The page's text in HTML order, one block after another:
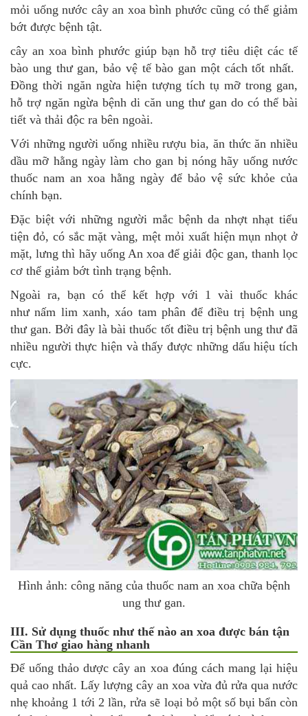
mỏi uống nước cây an xoa bình phước cũng có thể giảm
bớt được bệnh tật.
cây an xoa bình phước giúp bạn hỗ trợ tiêu diệt các tế
bào ung thư gan, bảo vệ tế bào gan một cách tốt nhất.
Đồng thời ngăn ngừa hiện tượng tích tụ mỡ trong gan,
hỗ trợ ngăn ngừa bệnh di căn ung thư gan do có thể bài
tiết và thải độc ra bên ngoài.
Với những người uống nhiều rượu bia, ăn thức ăn nhiều
dầu mỡ hằng ngày làm cho gan bị nóng hãy uống nước
thuốc nam an xoa hằng ngày để bảo vệ sức khỏe của
chính bạn.
Đặc biệt với những người mắc bệnh da nhợt nhạt tiểu
tiện đỏ, có sắc mặt vàng, mệt mỏi xuất hiện mụn nhọt ở
mặt, lưng thì hãy uống An xoa để giải độc gan, thanh lọc
cơ thể giảm bớt tình trạng bệnh.
Ngoài ra, bạn có thể kết hợp với 1 vài thuốc khác
như nấm lim xanh, xáo tam phân để điều trị bệnh ung
thư gan. Bởi đây là bài thuốc tốt điều trị bệnh ung thư đã
nhiều người thực hiện và thấy được những dấu hiệu tích
cực.
Hình ảnh: công năng của thuốc nam an xoa chữa bệnh
ung thư gan.
III. Sử dụng thuốc như thế nào an xoa được bán tận
Cần Thơ giao hàng nhanh
Để uống thảo dược cây an xoa đúng cách mang lại hiệu
quả cao nhất. Lấy lượng cây an xoa vừa đủ rửa qua nước
nhẹ khoảng 1 tới 2 lần, rửa sẽ loại bỏ một số bụi bẩn còn